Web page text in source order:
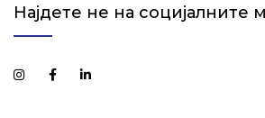
Најдете не на социјалните